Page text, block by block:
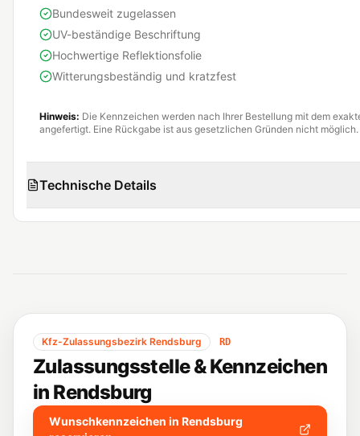
Bundesweit zugelassen
UV-beständige Beschriftung
Hochwertige Reflektionsfolie
Witterungsbeständig und kratzfest
Hinweis: Die Kennzeichen werden nach Ihrer Bestellung mit dem
angefertigt. Eine Rückgabe ist aus gesetzlichen Gründen nicht möglich.
Technische Details
Kfz-Zulassungsbezirk Rendsburg RD
Zulassungsstelle & Kennzeichen
in Rendsburg
Wunschkennzeichen in Rendsburg